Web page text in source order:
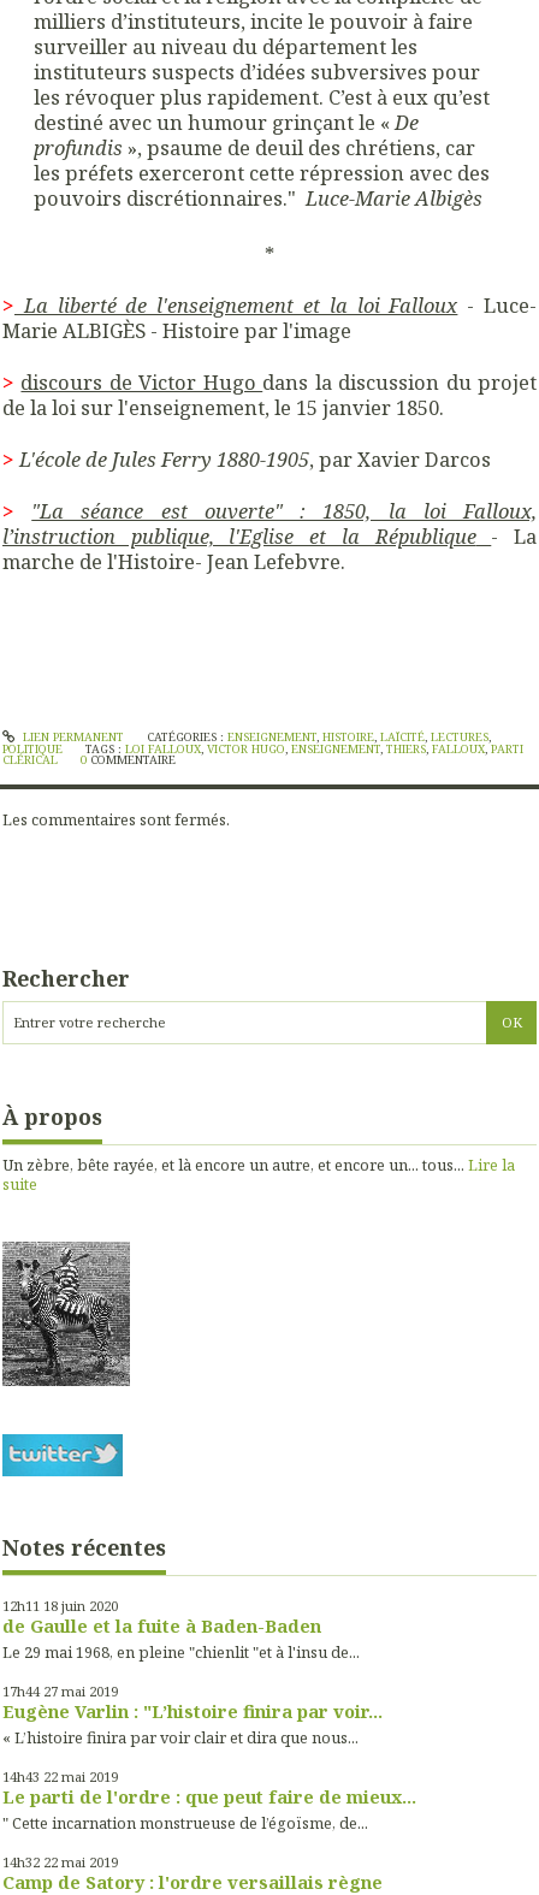
milliers d’instituteurs, incite le pouvoir à faire
surveiller au niveau du département les
instituteurs suspects d’idées subversives pour
les révoquer plus rapidement. C’est à eux qu’est
destiné avec un humour grinçant le «De
profundis», psaume de deuil des chrétiens, car
les préfets exerceront cette répression avec des
pouvoirs discrétionnaires." Luce-Marie Albigès
*
> La liberté de l'enseignement et la loi Falloux - Luce-
Marie ALBIGÈS - Histoire par l'image
> discours de Victor Hugo dans la discussion du projet
de la loi sur l'enseignement, le 15 janvier 1850.
> L'école de Jules Ferry 1880-1905, par Xavier Darcos
>
"La séance est ouverte" : 1850, la loi Falloux,
l’instruction publique, l'Eglise et la République - La
marche de l'Histoire- Jean Lefebvre.
LIEN PERMANENT CATÉGORIES : ENSEIGNEMENT, HISTOIRE, LAÏCITÉ, LECTURES,
POLITIQUE TAGS : LOI FALLOUX, VICTOR HUGO, ENSEIGNEMENT, THIERS, FALLOUX,PARTI
CLÉRICAL 0 COMMENTAIRE
Les commentaires sont fermés.
Rechercher
À propos
Un zèbre, bête rayée, et là encore un autre, et encore un... tous... Lire la
suite
Notes récentes
12h11 18 juin 2020
de Gaulle et la fuite à Baden-Baden
Le 29 mai 1968, en pleine "chienlit "et à l'insu de...
17h44 27 mai 2019
Eugène Varlin : "L’histoire finira par voir...
« L’histoire finira par voir clair et dira que nous...
14h43 22 mai 2019
Le parti de l'ordre : que peut faire de mieux...
" Cette incarnation monstrueuse de l’égoïsme, de...
14h32 22 mai 2019
Camp de Satory : l'ordre versaillais règne